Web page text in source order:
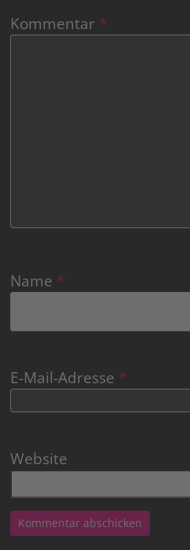
Kommentar *
Name *
E-Mail-Adresse *
Website